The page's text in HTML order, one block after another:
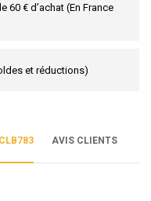
60 € d’achat (En France
et réductions)
AVIS CLIENTS